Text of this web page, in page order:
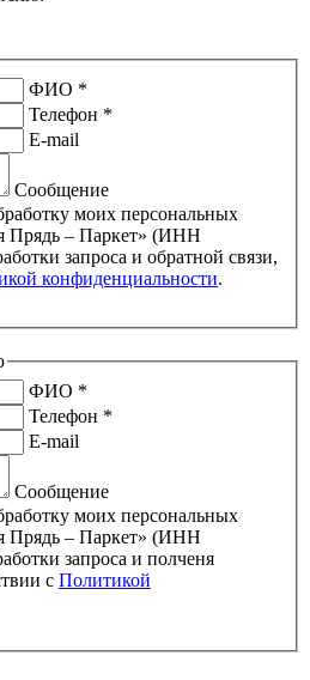
ФИО *
Телефон *
E-mail
Сообщение
моих персональных
Прядь – Паркет» (ИНН
конфиденциальности.
ФИО *
Телефон *
E-mail
Сообщение
моих персональных
Прядь – Паркет» (ИНН
с Политикой